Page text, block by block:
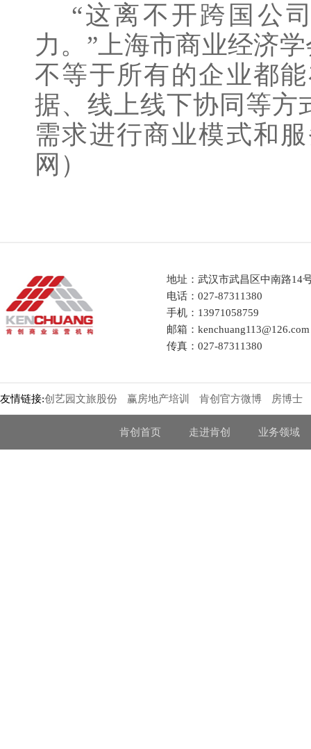
“这离不开跨国公
力。”上海市商业经济
不等于所有的企业都
据、线上线下协同等方
需求进行商业模式和
网）
地址：武汉市武昌区中南路14
电话：027-87311380
手机：13971058759
邮箱：kenchuang113@126.com
传真：027-87311380
友情链接:创艺园文旅股份 赢房地产培训 肯创官方微博 房博士
肯创首页 走进肯创 业务领域